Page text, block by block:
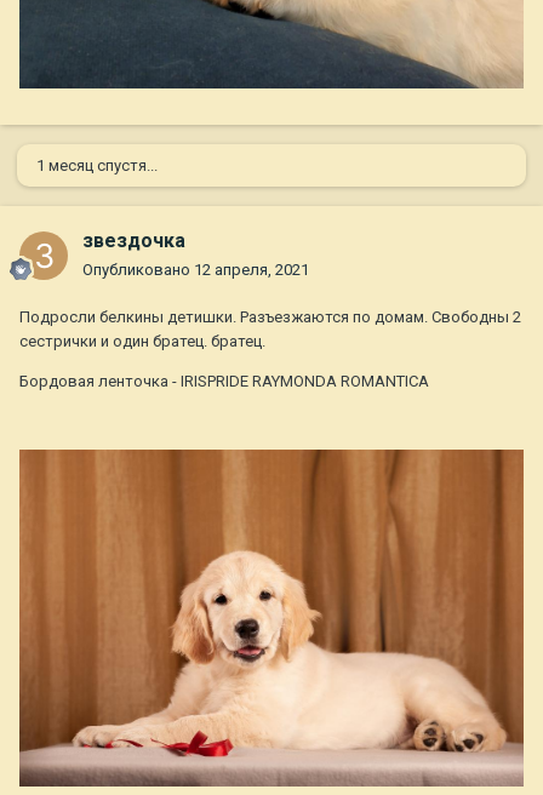
1 месяц спустя...
звездочка
Опубликовано 12 апреля, 2021
Подросли белкины детишки. Разъезжаются по домам. Свободны 2
сестрички и один братец. братец.
Бордовая ленточка - IRISPRIDE RAYMONDA ROMANTICA